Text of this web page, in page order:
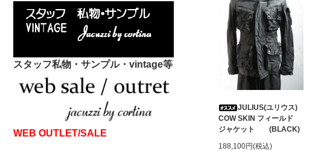
スタッフ私物・サンプル・vintage等
WEB OUTLET/SALE
JULIUS(ユリウス)
COW SKIN フィールド
ジャケット (BLACK)
188,100円(税込)